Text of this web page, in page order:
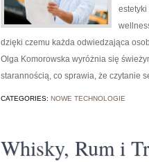
dzięki czemu każda odwiedzająca
Olga Komorowska wyróżnia się
starannością, co sprawia, że czytanie
CATEGORIES: NOWE TECHNOLOGIE
Whisky, Rum i